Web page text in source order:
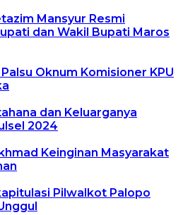
Mansyur Resmi
dan Wakil Bupati Maros
Oknum Komisioner KPU
dan Keluarganya
2024
Keinginan Masyarakat
Pilwalkot Palopo